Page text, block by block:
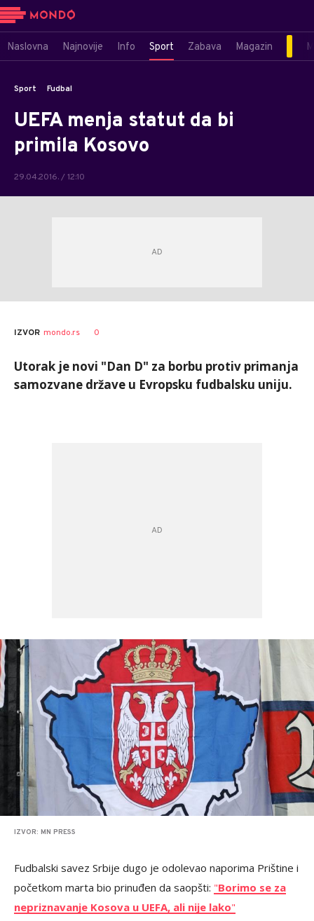
Naslovna Najnovije Info Sport Zabava Magazin
Sport Fudbal
UEFA menja statut da bi
primila Kosovo
29.04.2016. / 12:10
IZVOR mondo.rs 0
Utorak je novi "Dan D" za borbu protiv primanja
samozvane države u Evropsku fudbalsku uniju.
IZVOR: MN PRESS
Fudbalski savez Srbije dugo je odolevao naporima Prištine i
početkom marta bio prinuđen da saopšti: "Borimo se za
nepriznavanje Kosova u UEFA, ali nije lako"